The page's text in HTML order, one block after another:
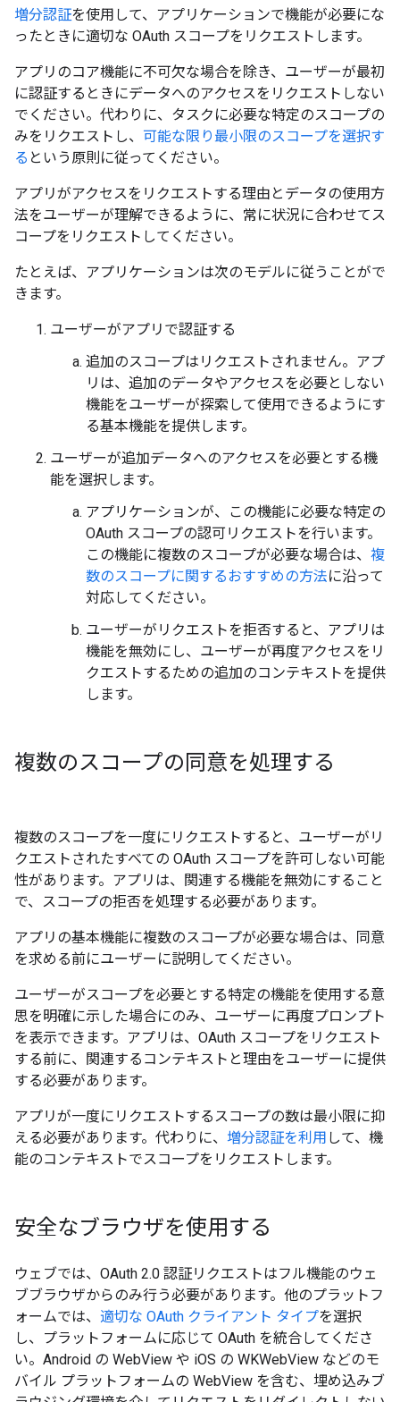
増分認証を使用して、アプリケーションで機能が必要にな
ったときに適切な OAuth スコープをリクエストします。
アプリのコア機能に不可欠な場合を除き、ユーザーが最初
に認証するときにデータへのアクセスをリクエストしない
でください。代わりに、タスクに必要な特定のスコープの
みをリクエストし、 可能な限り最小限のスコープを選択す
る という原則に従ってください。
アプリがアクセスをリクエストする理由とデータの使用方
法をユーザーが理解できるように、常に状況に合わせてス
コープをリクエストしてください。
たとえば、アプリケーションは次のモデルに従うことがで
きます。
ユーザーがアプリで認証する
追加のスコープはリクエストされません。アプ
リは、追加のデータやアクセスを必要としない
機能をユーザーが探索して使用できるようにす
る基本機能を提供します。
ユーザーが追加データへのアクセスを必要とする機
能を選択します。
アプリケーションが、この機能に必要な特定の
OAuth スコープの認可リクエストを行います。
この機能に複数のスコープが必要な場合は、 複
数のスコープに関するおすすめの方法に沿って
対応してください。
ユーザーがリクエストを拒否すると、アプリは
機能を無効にし、ユーザーが再度アクセスをリ
クエストするための追加のコンテキストを提供
します。
複数のスコープの同意を処理する
複数のスコープを一度にリクエストすると、ユーザーがリ
クエストされたすべての OAuth スコープを許可しない可能
性があります。アプリは、関連する機能を無効にすること
で、スコープの拒否を処理する必要があります。
アプリの基本機能に複数のスコープが必要な場合は、同意
を求める前にユーザーに説明してください。
ユーザーがスコープを必要とする特定の機能を使用する意
思を明確に示した場合にのみ、ユーザーに再度プロンプト
を表示できます。アプリは、OAuth スコープをリクエスト
する前に、関連するコンテキストと理由をユーザーに提供
する必要があります。
アプリが一度にリクエストするスコープの数は最小限に抑
える必要があります。代わりに、 増分認証を利用 して、機
能のコンテキストでスコープをリクエストします。
安全なブラウザを使用する
ウェブでは、OAuth 2.0 認証リクエストはフル機能のウェ
ブブラウザからのみ行う必要があります。他のプラットフ
ォームでは、 適切な OAuth クライアント タイプを選択
し、プラットフォームに応じて OAuth を統合してくださ
い。Android の WebView や iOS の WKWebView などのモ
バイル プラットフォームの WebView を含む、埋め込みブ